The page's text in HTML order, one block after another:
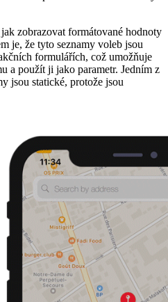
zobrazovat formátované hodnoty
je, že tyto seznamy voleb jsou
formulářích, což umožňuje
a použít ji jako parametr. Jedním z
jsou statické, protože jsou